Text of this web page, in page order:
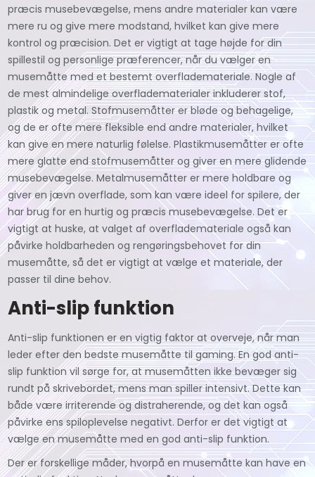
præcis musebevægelse, mens andre materialer kan være
mere ru og give mere modstand, hvilket kan give mere
kontrol og præcision. Det er vigtigt at tage højde for din
spillestil og personlige præferencer, når du vælger en
musemåtte med et bestemt overflademateriale. Nogle af
de mest almindelige overfladematerialer inkluderer stof,
plastik og metal. Stofmusemåtter er bløde og behagelige,
og de er ofte mere fleksible end andre materialer, hvilket
kan give en mere naturlig følelse. Plastikmusemåtter er ofte
mere glatte end stofmusemåtter og giver en mere glidende
musebevægelse. Metalmusemåtter er mere holdbare og
giver en jævn overflade, som kan være ideel for spilere, der
har brug for en hurtig og præcis musebevægelse. Det er
vigtigt at huske, at valget af overflademateriale også kan
påvirke holdbarheden og rengøringsbehovet for din
musemåtte, så det er vigtigt at vælge et materiale, der
passer til dine behov.
Anti-slip funktion
Anti-slip funktionen er en vigtig faktor at overveje, når man
leder efter den bedste musemåtte til gaming. En god anti-
slip funktion vil sørge for, at musemåtten ikke bevæger sig
rundt på skrivebordet, mens man spiller intensivt. Dette kan
både være irriterende og distraherende, og det kan også
påvirke ens spiloplevelse negativt. Derfor er det vigtigt at
vælge en musemåtte med en god anti-slip funktion.
Der er forskellige måder, hvorpå en musemåtte kan have en